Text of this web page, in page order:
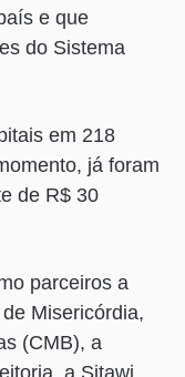
e que
do Sistema
em 218
já foram
de R$ 30
parceiros a
Misericórdia,
(CMB), a
a Sitawi